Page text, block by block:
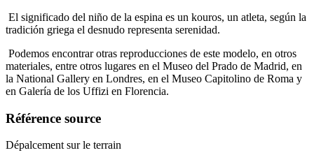
El significado del niño de la espina es un kouros, un atleta, según la
tradición griega el desnudo representa serenidad.
Podemos encontrar otras reproducciones de este modelo, en otros
materiales, entre otros lugares en el Museo del Prado de Madrid, en
la National Gallery en Londres, en el Museo Capitolino de Roma y
en Galería de los Uffizi en Florencia.
Référence source
Dépalcement sur le terrain